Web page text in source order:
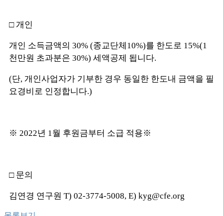
□ 개인
개인 소득금액의 30% (종교단체10%)를 한도로 15%(1
천만원 초과분은 30%) 세액공제 됩니다.
(단, 개인사업자가 기부한 경우 동일한 한도내 금액을 필
요경비로 인정합니다.)
※ 2022년 1월 후원금부터 소급 적용※
□ 문의
김연경 연구원 T) 02-3774-5008, E) kyg@cfe.org